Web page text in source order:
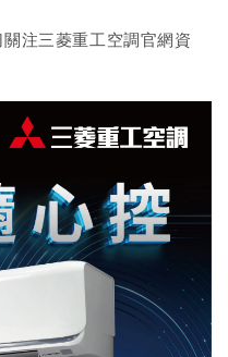
注三菱重工空調官網資